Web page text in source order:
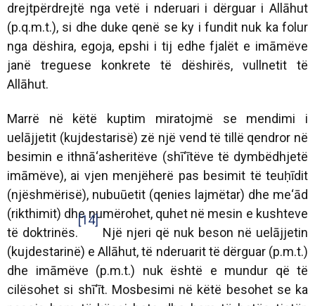
drejtpërdrejtë nga vetë i nderuari i dërguar i Allāhut
(p.q.m.t.), si dhe duke qenë se ky i fundit nuk ka folur
nga dëshira, egoja, epshi i tij edhe fjalët e imāmëve
janë treguese konkrete të dëshirës, vullnetit të
Allāhut.
Marrë në këtë kuptim miratojmë se mendimi i
uelājjetit (kujdestarisë) zë një vend të tillë qendror në
besimin e ithnā‘asheritëve (shī‘ītëve të dymbëdhjetë
imāmëve), ai vjen menjëherë pas besimit të teuḥīdit
(njëshmërisë), nubuūetit (qenies lajmëtar) dhe me‘ād
(rikthimit) dhe numërohet, quhet në mesin e kushteve
të doktrinës.
[14]
Një njeri që nuk beson në uelājjetin
(kujdestarinë) e Allāhut, të nderuarit të dërguar (p.m.t.)
dhe imāmëve (p.m.t.) nuk është e mundur që të
cilësohet si shī‘īt. Mosbesimi në këtë besohet se ka